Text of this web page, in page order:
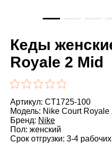
Кеды
Royale 2 Mid
Артикул: CT1725-100
Модель: Nike Court Royale
Бренд: Nike
Пол: женский
Срок отгрузки: 3-4